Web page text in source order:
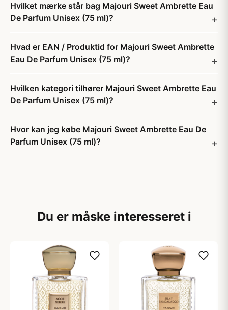
Hvilket mærke står bag Majouri Sweet Ambrette Eau
De Parfum Unisex (75 ml)?
Hvad er EAN / Produktid for Majouri Sweet Ambrette
Eau De Parfum Unisex (75 ml)?
Hvilken kategori tilhører Majouri Sweet Ambrette Eau
De Parfum Unisex (75 ml)?
Hvor kan jeg købe Majouri Sweet Ambrette Eau De
Parfum Unisex (75 ml)?
Du er måske interesseret i